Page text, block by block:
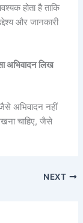
होता है ताकि
और जानकारी
अभिवादन लिख
अभिवादन नहीं
चाहिए, जैसे
NEXT